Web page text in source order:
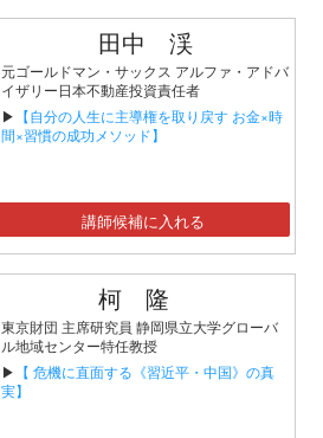
田中 渓
元ゴールドマン・サックス アルファ・アドバ
イザリー日本不動産投資責任者
▶ 【自分の人生に主導権を取り戻す お金×時
間×習慣の成功メソッド】
講師候補に入れる
柯 隆
東京財団 主席研究員 静岡県立大学グローバ
ル地域センター特任教授
▶ 【 危機に直面する《習近平・中国》の真
実】